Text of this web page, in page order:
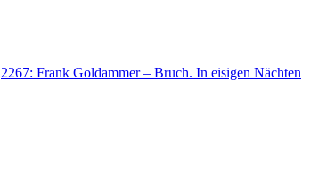
2267: Frank Goldammer – Bruch. In eisigen Nächten